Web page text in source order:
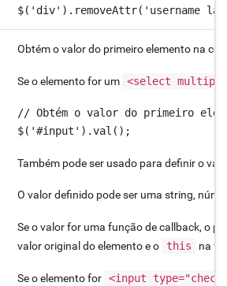
Obtém o valor do primeiro elemento na
Se o elemento for um <select
// Obtém o valor do primeiro
$('#input').val();
Também pode ser usado para definir o
O valor definido pode ser uma string,
Se o valor for uma função de callback, o
valor original do elemento e o this na
Se o elemento for <input